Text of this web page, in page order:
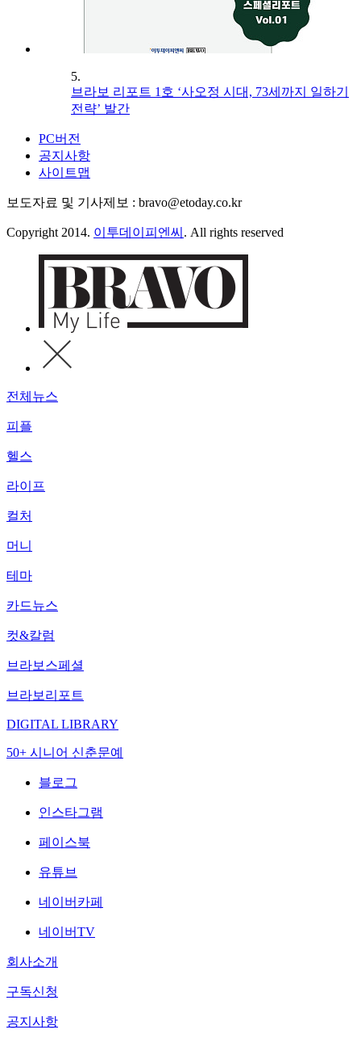
5.
브라보 리포트 1호 ‘사오정 시대, 73세까지 일하기
전략’ 발간
PC버전
공지사항
사이트맵
보도자료 및 기사제보 : bravo@etoday.co.kr
Copyright 2014. 이투데이피엔씨 . All rights reserved
전체뉴스
피플
헬스
라이프
컬처
머니
테마
카드뉴스
컷&칼럼
브라보스페셜
브라보리포트
DIGITAL LIBRARY
50+ 시니어 신춘문예
블로그
인스타그램
페이스북
유튜브
네이버카페
네이버TV
회사소개
구독신청
공지사항